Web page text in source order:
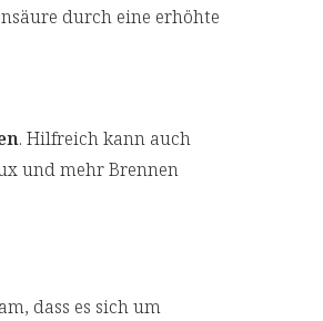
durch eine erhöhte
. Hilfreich kann auch
und mehr Brennen
dass es sich um